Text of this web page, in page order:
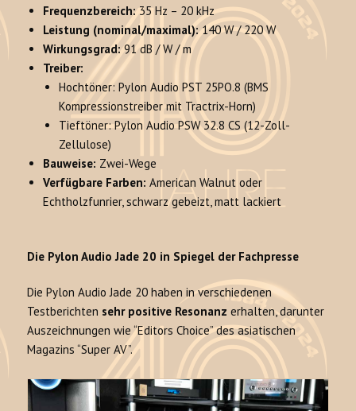
Frequenzbereich:35 Hz – 20 kHz
Leistung (nominal/maximal):140 W / 220 W
Wirkungsgrad:91 dB / W / m
Treiber:
Hochtöner: Pylon Audio PST 25PO.8 (BMS
Kompressionstreiber mit Tractrix-Horn)
Tieftöner: Pylon Audio PSW 32.8 CS (12-Zoll-
Zellulose)
Bauweise: Zwei-Wege
Verfügbare Farben: American Walnut oder
Echtholzfunrier, schwarz gebeizt, matt lackiert
Die Pylon Audio Jade 20 in Spiegel der Fachpresse
Die Pylon Audio Jade 20 haben in verschiedenen
Testberichten sehr positive Resonanz erhalten, darunter
Auszeichnungen wie “Editors Choice” des asiatischen
Magazins “Super AV”.